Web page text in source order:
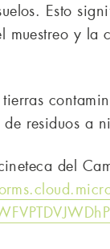
Esto
y
residuos a
del